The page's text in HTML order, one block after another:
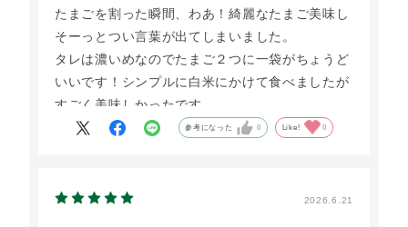
たまごを割った瞬間、わあ！綺麗なたまご美味し
そーっとつい言葉が出てしまいました。
タレは濃いめなのでたまご２つに一袋がちょうど
いいです！シンプルに白米にかけて食べましたが
すごく美味しかったです。
参考になった 0 Like! 0
2026.6.21